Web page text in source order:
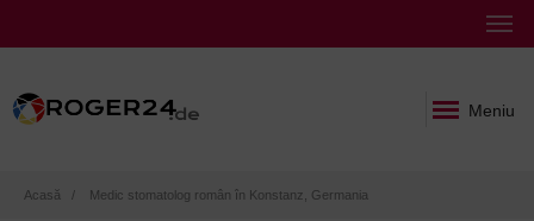
Meniu
Breadcrumb
Acasă Medic stomatolog român în Konstanz, Germania